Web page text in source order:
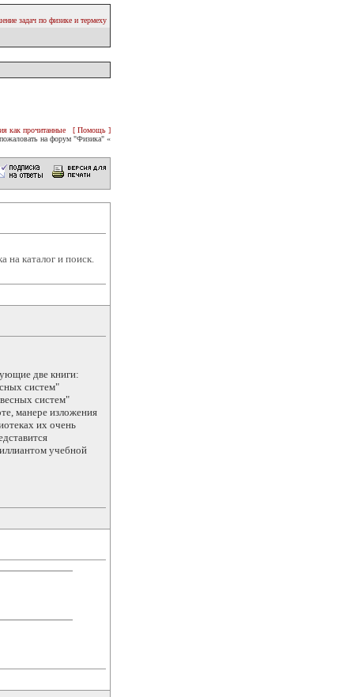
задач по физике и термеху
как прочитанные
[ Помощь ]
на форум "Физика" «
на каталог и поиск.
две книги:
систем"
систем"
манере изложения
их очень
учебной